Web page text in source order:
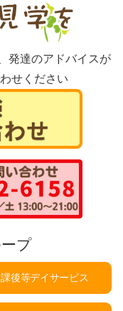
発達のアドバイスが
せください
プ
後等デイサービス